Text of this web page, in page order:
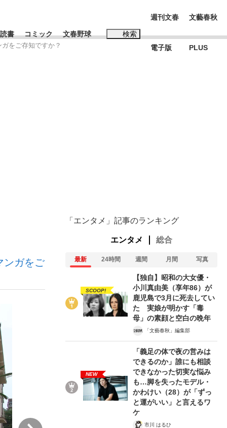
将棋
読書 コミック 文春野球 検索
週刊文春
電子版
文藝春秋
PLUS
をご存知ですか？
ンガをご
「エンタメ」記事のランキング
エンタメ 総合
最新 24時間 週間 月間 写真
SCOOP!
【独自】昭和の大女優・
小川真由美（享年86）が
鹿児島で3月に死去してい
た 実娘が明かす「毒
母」の素顔と空白の晩年
「文藝春秋」編集部
NEW
「義足の体で夜の営みは
できるのか」誰にも相談
できなかった切実な悩み
も…脚を失ったモデル・
かわけい（28）が「ずっ
と運がいい」と言えるワ
ケ
市川 はるひ